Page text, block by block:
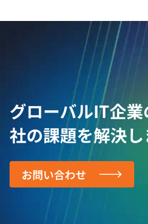
グローバルIT企
社の課題を解決
お問い合わせ